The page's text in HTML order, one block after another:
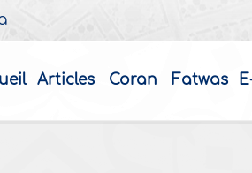
Articles Coran Fatwas